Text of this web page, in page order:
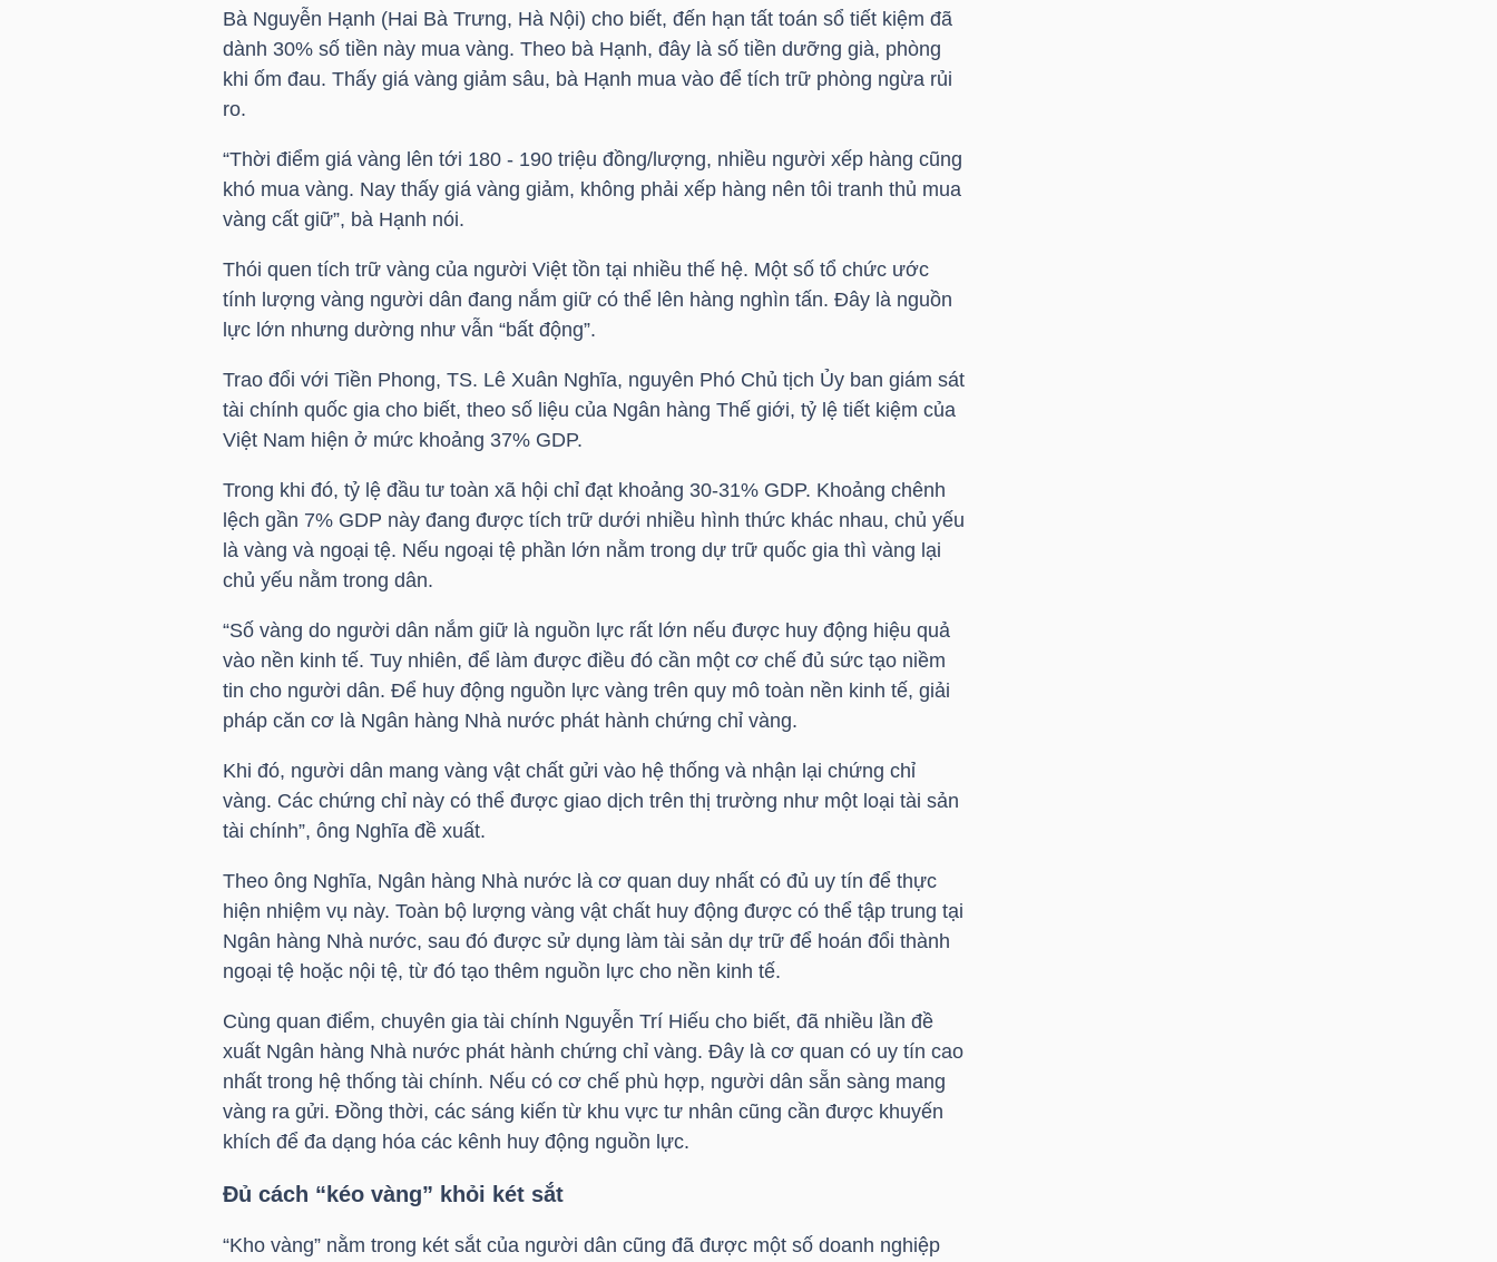
Bà Nguyễn Hạnh (Hai Bà Trưng, Hà Nội) cho biết, đến hạn tất toán sổ tiết kiệm đã
dành 30% số tiền này mua vàng. Theo bà Hạnh, đây là số tiền dưỡng già, phòng
khi ốm đau. Thấy giá vàng giảm sâu, bà Hạnh mua vào để tích trữ phòng ngừa rủi
ro.
“Thời điểm giá vàng lên tới 180 - 190 triệu đồng/lượng, nhiều người xếp hàng cũng
khó mua vàng. Nay thấy giá vàng giảm, không phải xếp hàng nên tôi tranh thủ mua
vàng cất giữ”, bà Hạnh nói.
Thói quen tích trữ vàng của người Việt tồn tại nhiều thế hệ. Một số tổ chức ước
tính lượng vàng người dân đang nắm giữ có thể lên hàng nghìn tấn. Đây là nguồn
lực lớn nhưng dường như vẫn “bất động”.
Trao đổi với Tiền Phong, TS. Lê Xuân Nghĩa, nguyên Phó Chủ tịch Ủy ban giám sát
tài chính quốc gia cho biết, theo số liệu của Ngân hàng Thế giới, tỷ lệ tiết kiệm của
Việt Nam hiện ở mức khoảng 37% GDP.
Trong khi đó, tỷ lệ đầu tư toàn xã hội chỉ đạt khoảng 30-31% GDP. Khoảng chênh
lệch gần 7% GDP này đang được tích trữ dưới nhiều hình thức khác nhau, chủ yếu
là vàng và ngoại tệ. Nếu ngoại tệ phần lớn nằm trong dự trữ quốc gia thì vàng lại
chủ yếu nằm trong dân.
“Số vàng do người dân nắm giữ là nguồn lực rất lớn nếu được huy động hiệu quả
vào nền kinh tế. Tuy nhiên, để làm được điều đó cần một cơ chế đủ sức tạo niềm
tin cho người dân. Để huy động nguồn lực vàng trên quy mô toàn nền kinh tế, giải
pháp căn cơ là Ngân hàng Nhà nước phát hành chứng chỉ vàng.
Khi đó, người dân mang vàng vật chất gửi vào hệ thống và nhận lại chứng chỉ
vàng. Các chứng chỉ này có thể được giao dịch trên thị trường như một loại tài sản
tài chính”, ông Nghĩa đề xuất.
Theo ông Nghĩa, Ngân hàng Nhà nước là cơ quan duy nhất có đủ uy tín để thực
hiện nhiệm vụ này. Toàn bộ lượng vàng vật chất huy động được có thể tập trung tại
Ngân hàng Nhà nước, sau đó được sử dụng làm tài sản dự trữ để hoán đổi thành
ngoại tệ hoặc nội tệ, từ đó tạo thêm nguồn lực cho nền kinh tế.
Cùng quan điểm, chuyên gia tài chính Nguyễn Trí Hiếu cho biết, đã nhiều lần đề
xuất Ngân hàng Nhà nước phát hành chứng chỉ vàng. Đây là cơ quan có uy tín cao
nhất trong hệ thống tài chính. Nếu có cơ chế phù hợp, người dân sẵn sàng mang
vàng ra gửi. Đồng thời, các sáng kiến từ khu vực tư nhân cũng cần được khuyến
khích để đa dạng hóa các kênh huy động nguồn lực.
Đủ cách “kéo vàng” khỏi két sắt
“Kho vàng” nằm trong két sắt của người dân cũng đã được một số doanh nghiệp